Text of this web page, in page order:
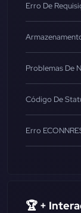
Erro De
Problemas De
Código De
Erro
🏆 +